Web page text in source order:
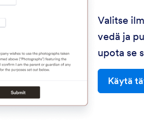
Valitse
vedä ja
upota se
Käytä